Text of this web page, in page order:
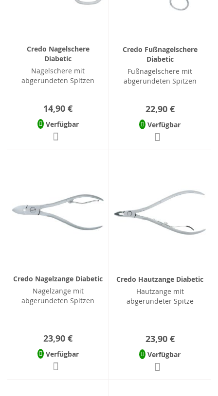
Credo Nagelschere
Diabetic
Nagelschere mit
abgerundeten Spitzen
14,90 €
Verfügbar
Credo Fußnagelschere
Diabetic
Fußnagelschere mit
abgerundeten Spitzen
22,90 €
Verfügbar
Credo Nagelzange Diabetic
Nagelzange mit
abgerundeten Spitzen
23,90 €
Verfügbar
Credo Hautzange Diabetic
Hautzange mit
abgerundeter Spitze
23,90 €
Verfügbar